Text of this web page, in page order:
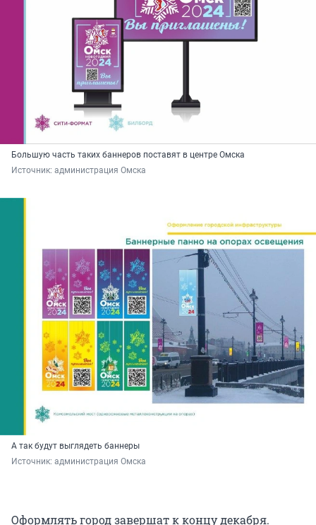
Большую часть таких баннеров поставят в центре Омска
Источник: администрация Омска
А так будут выглядеть баннеры
Источник: администрация Омска
Оформлять город завершат к концу декабря.